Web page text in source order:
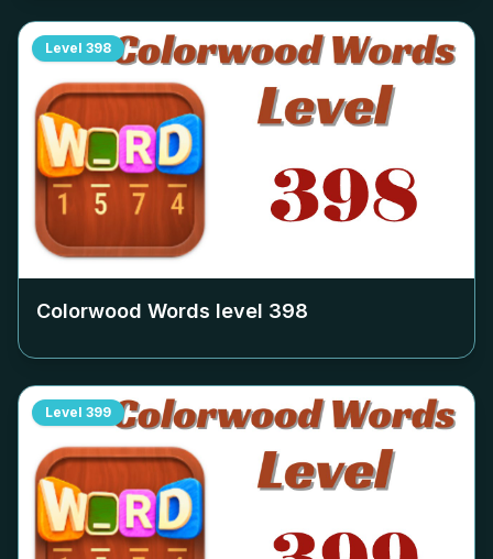
Level 398
Colorwood Words level 398
Level 399